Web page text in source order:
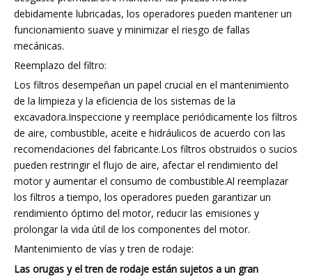
debidamente lubricadas, los operadores pueden mantener un
funcionamiento suave y minimizar el riesgo de fallas
mecánicas.
Reemplazo del filtro:
Los filtros desempeñan un papel crucial en el mantenimiento
de la limpieza y la eficiencia de los sistemas de la
excavadora.Inspeccione y reemplace periódicamente los filtros
de aire, combustible, aceite e hidráulicos de acuerdo con las
recomendaciones del fabricante.Los filtros obstruidos o sucios
pueden restringir el flujo de aire, afectar el rendimiento del
motor y aumentar el consumo de combustible.Al reemplazar
los filtros a tiempo, los operadores pueden garantizar un
rendimiento óptimo del motor, reducir las emisiones y
prolongar la vida útil de los componentes del motor.
Mantenimiento de vías y tren de rodaje:
Las orugas y el tren de rodaje están sujetos a un gran